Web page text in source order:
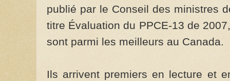
publié par le Conseil des ministres
titre Évaluation du PPCE-13 de
sont parmi les meilleurs au Canada.
Ils arrivent premiers en lecture et